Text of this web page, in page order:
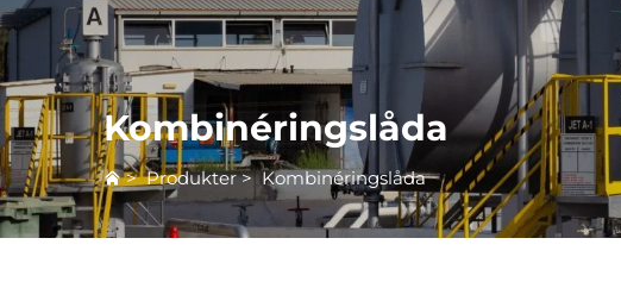
Kombinéringslåda
>Produkter>Kombinéringslåda